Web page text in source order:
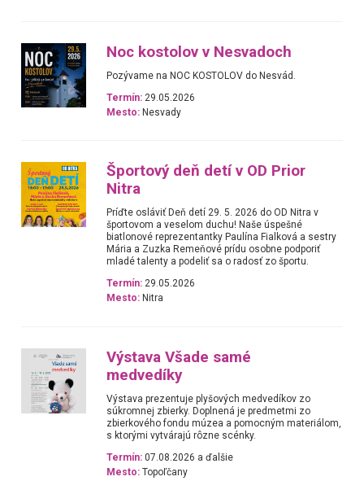
Noc kostolov v Nesvadoch
Pozývame na NOC KOSTOLOV do Nesvád.
Termín: 29.05.2026
Mesto: Nesvady
Športový deň detí v OD Prior
Nitra
Príďte osláviť Deň detí 29. 5. 2026 do OD Nitra v
športovom a veselom duchu! Naše úspešné
biatlonové reprezentantky Paulína Fialková a sestry
Mária a Zuzka Remeňové prídu osobne podporiť
mladé talenty a podeliť sa o radosť zo športu.
Termín: 29.05.2026
Mesto: Nitra
Výstava Všade samé
medvedíky
Výstava prezentuje plyšových medvedíkov zo
súkromnej zbierky. Doplnená je predmetmi zo
zbierkového fondu múzea a pomocným materiálom,
s ktorými vytvárajú rôzne scénky.
Termín: 07.08.2026 a ďalšie
Mesto: Topoľčany